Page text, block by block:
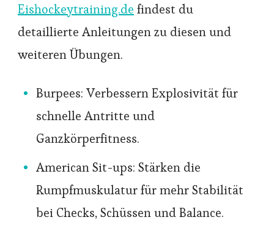
Eishockeytraining.de findest du
detaillierte Anleitungen zu diesen und
weiteren Übungen.
Burpees: Verbessern Explosivität für
schnelle Antritte und
Ganzkörperfitness.
American Sit-ups: Stärken die
Rumpfmuskulatur für mehr Stabilität
bei Checks, Schüssen und Balance.